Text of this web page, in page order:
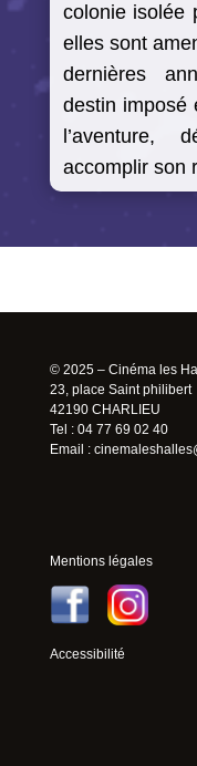
colonie isolée
elles sont
dernières
destin imposé
l’aventure,
accomplir son
© 2025 – Cinéma les
23, place Saint philibert
42190 CHARLIEU
Tel : 04 77 69 02 40
Email :
Mentions légales
Accessibilité